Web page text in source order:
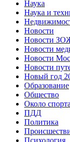
Наука
Наука и
Новости
Новости
Новости
Новости
Новости
Новый год
Образование
Общество
Около спорта
ПДД
Политика